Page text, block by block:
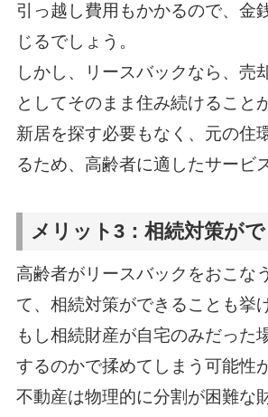
引っ越し費用もかかるので、金
じるでしょう。
しかし、リースバックなら、売
としてそのまま住み続けること
新居を探す必要もなく、元の住
るため、高齢者に適したサービ
メリット3：相続対策が
高齢者がリースバックをおこな
て、相続対策ができることも挙
もし相続財産が自宅のみだった
するのかで揉めてしまう可能性
不動産は物理的に分割が困難な